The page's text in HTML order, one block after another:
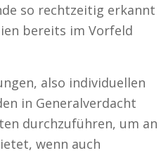
so rechtzeitig erkannt
bereits im Vorfeld
also individuellen
in Generalverdacht
durchzuführen, um an
wenn auch